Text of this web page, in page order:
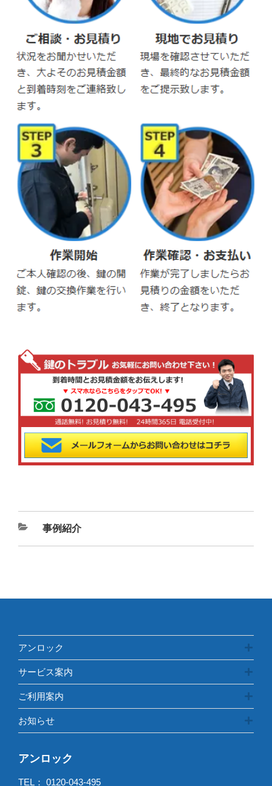
カ
テ
事例紹介
アンロック
サービス案内
ご利用案内
お知らせ
アンロック
TEL： 0120-043-495